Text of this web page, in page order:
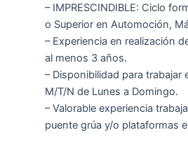
– IMPRESCINDIBLE: Ciclo
o Superior en Automoción,
– Experiencia en realización
al menos 3 años.
– Disponibilidad para
M/T/N de Lunes a Domingo.
– Valorable experiencia
puente grúa y/o plataformas